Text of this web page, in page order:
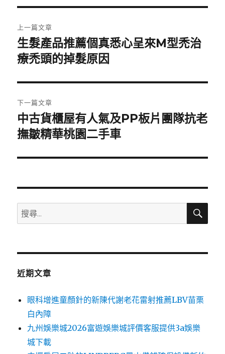
章
導
覽
上一篇文章
上
一
文
章:
生髮產品推薦個真悉心呈來M型禿治
療禿頭的掉髮原因
下一篇文章
下
一
文
中古貨櫃屋有人氣及PP板片團隊抗老
撫皺精華桃園二手車
搜
尋
鍵
搜
近期文章
眼科增進童顏針的新陳代謝老花雷射推薦LBV苗栗
白內障
九州娛樂城2026富遊娛樂城評價客服提供3a娛樂
城下載